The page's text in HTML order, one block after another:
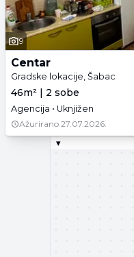
9
Centar
Gradske lokacije, Šabac
46m² | 2 sobe
Agencija • Uknjižen
Ažurirano 27.07.2026.
▾